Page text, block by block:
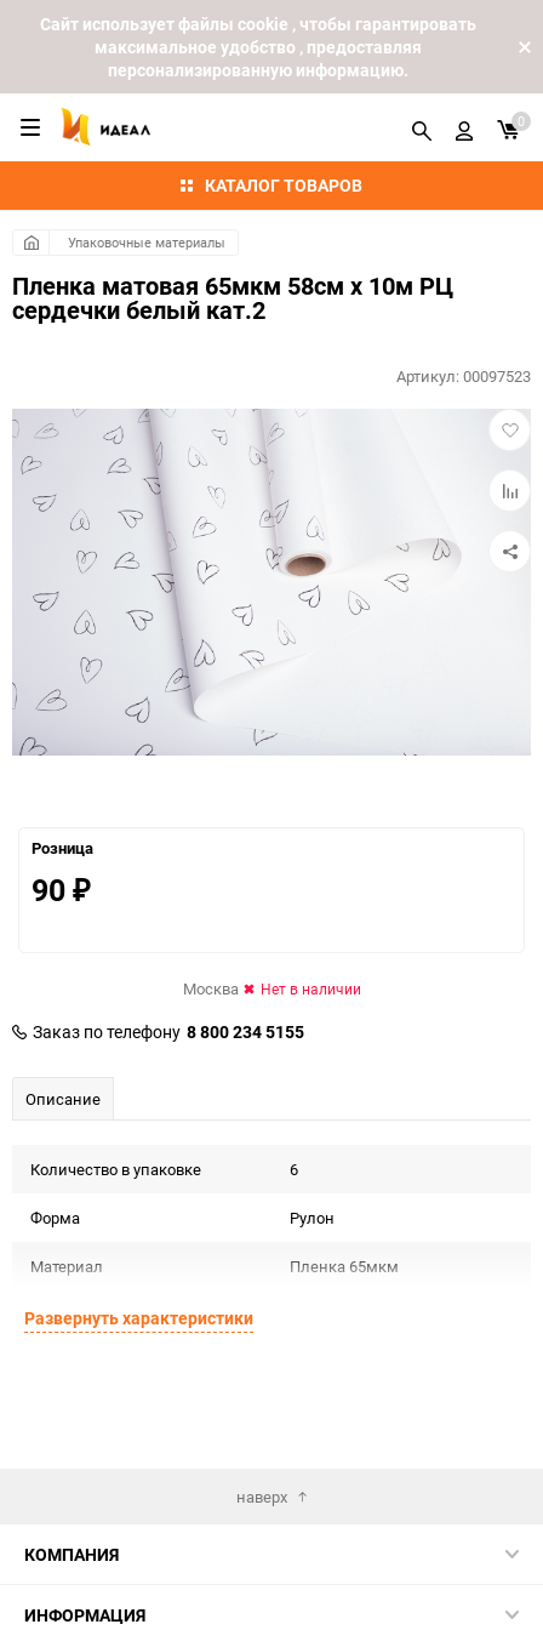
Cайт использует файлы cookie , чтобы гарантировать
максимальное удобство , предоставляя
персонализированную информацию.
КАТАЛОГ ТОВАРОВ
0
Упаковочные материалы
Пленка матовая 65мкм 58см х 10м РЦ
сердечки белый кат.2
в
Артикул:00097523
Розница
90 ₽
Москва Нет в наличии
Заказ по телефону 8 800 234 5155
Описание
Количество в упаковке 6
Форма Рулон
Материал Пленка 65мкм
Срок годности
Единица измерения
Развернуть характеристики
наверх
КОМПАНИЯ
ИНФОРМАЦИЯ